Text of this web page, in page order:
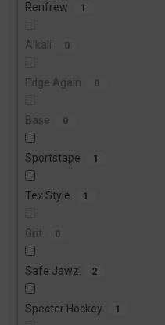
Renfrew 1
Alkali 0
Edge Again 0
Base 0
Sportstape 1
Tex Style 1
Grit 0
Safe Jawz 2
Specter Hockey 1